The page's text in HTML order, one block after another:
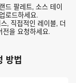
드 팔레트, 소스 테이
로드하세요.
, 직접적인 레이블, 더
을 요청하세요.
방법